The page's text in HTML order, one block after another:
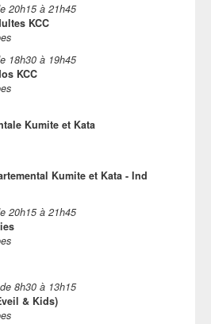
20h15à 21h45
KCC
18h30 à 19h45
KCC
Kumite et Kata
Kumite et Kata - Ind
20h15à 21h45
de 8h30 à 13h15
& Kids)